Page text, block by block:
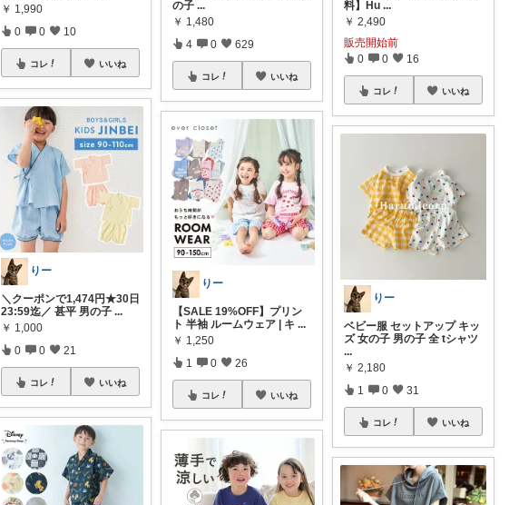
￥ 1,990
0 0 10
コレ いいね
りー
＼クーポンで1,474円★30日
23:59迄／ 甚平 男の子...
￥ 1,000
0 0 21
コレ いいね
の子...
￥ 1,480
4 0 629
コレ いいね
りー
【SALE 19%OFF】プリン
ト 半袖 ルームウェア | キ ...
￥ 1,250
1 0 26
コレ いいね
料】Hu ...
￥ 2,490
販売開始前
0 0 16
コレ いいね
りー
ベビー服 セットアップ キッ
ズ 女の子 男の子 全 tシャツ
...
￥ 2,180
1 0 31
コレ いいね